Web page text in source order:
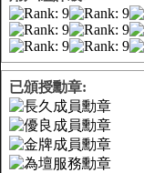
已頒授勳章: